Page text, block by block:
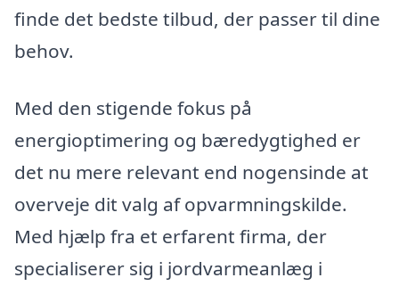
finde det bedste tilbud, der passer til dine
behov.
Med den stigende fokus på
energioptimering og bæredygtighed er
det nu mere relevant end nogensinde at
overveje dit valg af opvarmningskilde.
Med hjælp fra et erfarent firma, der
specialiserer sig i jordvarmeanlæg i